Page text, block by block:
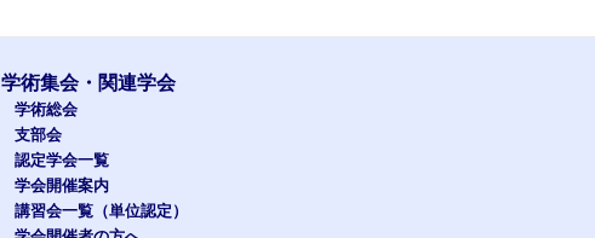
学術集会・関連学会
学術総会
支部会
認定学会一覧
学会開催案内
講習会一覧（単位認定）